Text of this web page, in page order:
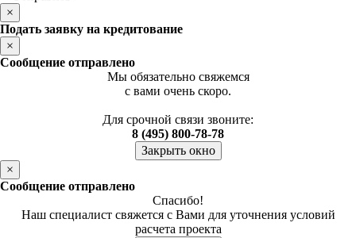
×
Подать заявку на кредитование
×
Сообщение отправлено
Мы обязательно свяжемся
с вами очень скоро.
Для срочной связи звоните:
8 (495) 800-78-78
Закрыть окно
×
Сообщение отправлено
Спасибо!
Наш специалист свяжется с Вами для уточнения условий
расчета проекта